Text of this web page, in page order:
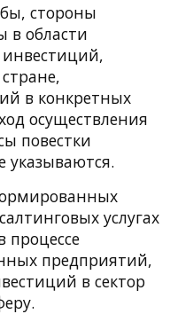
стороны
в области
в конкретных
осуществления
повестки
указываются.
услугах
процессе
предприятий,
в сектор